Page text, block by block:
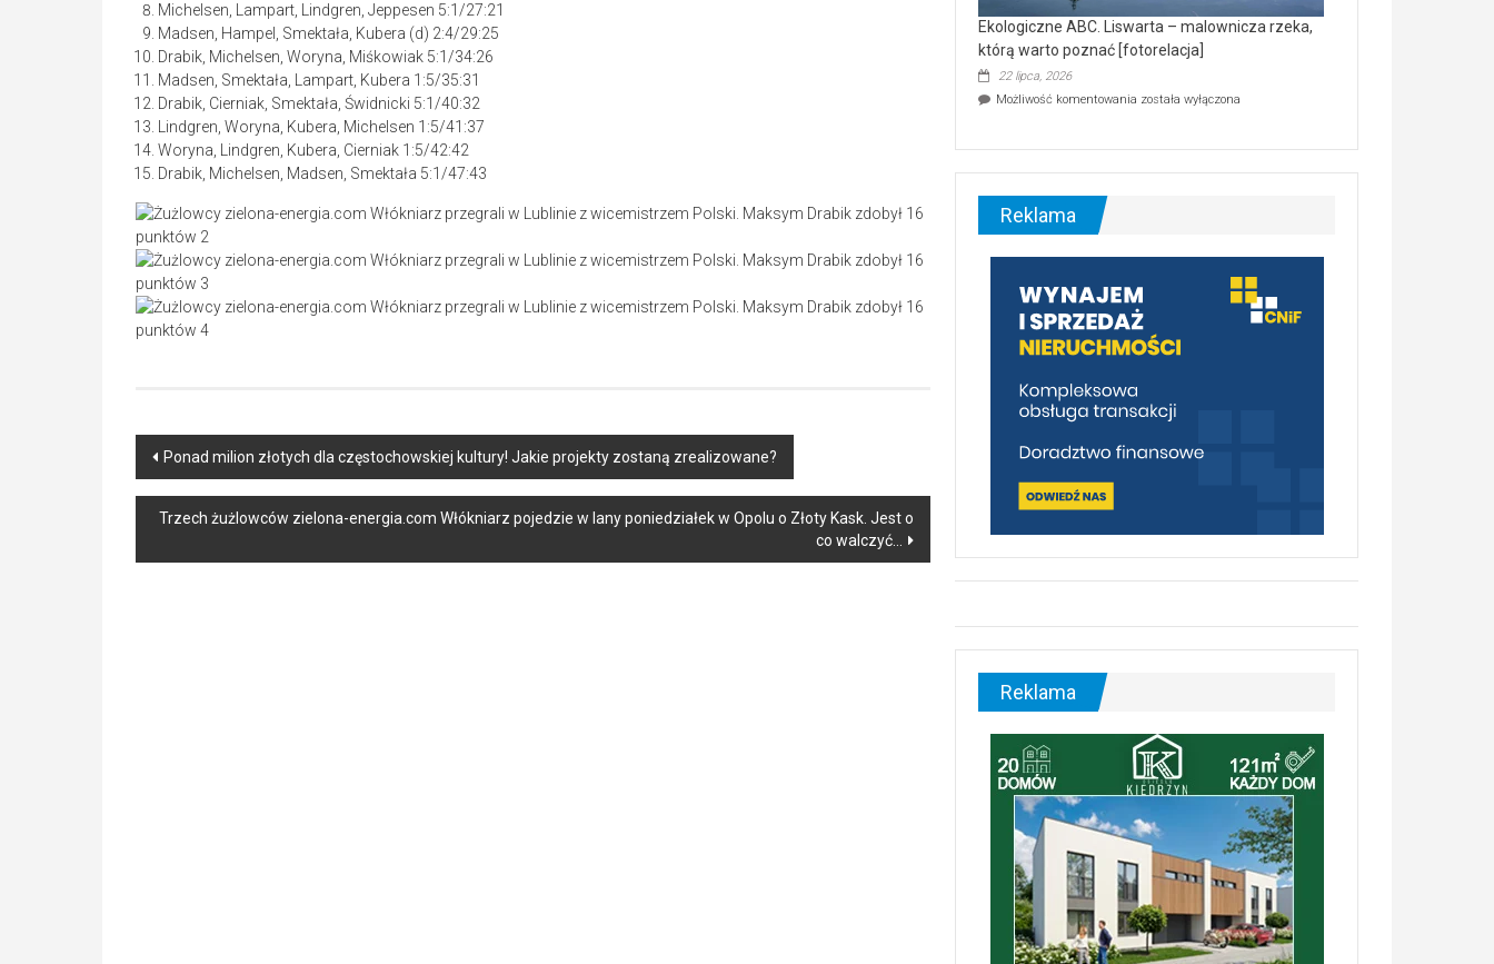
Michelsen, Lampart, Lindgren, Jeppesen 5:1/27:21
Madsen, Hampel, Smektała, Kubera (d) 2:4/29:25
Drabik, Michelsen, Woryna, Miśkowiak 5:1/34:26
Madsen, Smektała, Lampart, Kubera 1:5/35:31
Drabik, Cierniak, Smektała, Świdnicki 5:1/40:32
Lindgren, Woryna, Kubera, Michelsen 1:5/41:37
Woryna, Lindgren, Kubera, Cierniak 1:5/42:42
Drabik, Michelsen, Madsen, Smektała 5:1/47:43
Post
navigation
Ponad milion złotych dla częstochowskiej kultury! Jakie projekty zostaną zrealizowane?
Trzech żużlowców zielona-energia.com Włókniarz pojedzie w lany poniedziałek w Opolu o Złoty Kask. Jest o
co walczyć…
Ekologiczne ABC. Liswarta – malownicza rzeka,
którą warto poznać [fotorelacja]
22 lipca, 2026
Możliwość komentowania Ekologiczne
–
malownicza
[fotorelacja]
została wyłączona
Reklama
Reklama